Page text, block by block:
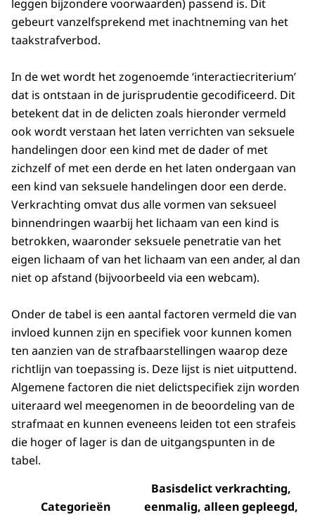
leggen bijzondere voorwaarden) passend is. Dit
gebeurt vanzelfsprekend met inachtneming van het
taakstrafverbod.
In de wet wordt het zogenoemde ‘interactiecriterium’
dat is ontstaan in de jurisprudentie gecodificeerd. Dit
betekent dat in de delicten zoals hieronder vermeld
ook wordt verstaan het laten verrichten van seksuele
handelingen door een kind met de dader of met
zichzelf of met een derde en het laten ondergaan van
een kind van seksuele handelingen door een derde.
Verkrachting omvat dus alle vormen van seksueel
binnendringen waarbij het lichaam van een kind is
betrokken, waaronder seksuele penetratie van het
eigen lichaam of van het lichaam van een ander, al dan
niet op afstand (bijvoorbeeld via een webcam).
Onder de tabel is een aantal factoren vermeld die van
invloed kunnen zijn en specifiek voor kunnen komen
ten aanzien van de strafbaarstellingen waarop deze
richtlijn van toepassing is. Deze lijst is niet uitputtend.
Algemene factoren die niet delictspecifiek zijn worden
uiteraard wel meegenomen in de beoordeling van de
strafmaat en kunnen eveneens leiden tot een strafeis
die hoger of lager is dan de uitgangspunten in de
tabel.
Categorieën
Basisdelict verkrachting,
eenmalig, alleen gepleegd,